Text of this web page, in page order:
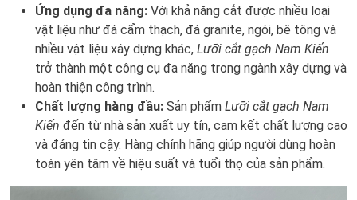
Ứng dụng đa năng: Với khả năng cắt được nhiều loại
vật liệu như đá cẩm thạch, đá granite, ngói, bê tông và
nhiều vật liệu xây dựng khác, Lưỡi cắt gạch Nam Kiến
trở thành một công cụ đa năng trong ngành xây dựng và
hoàn thiện công trình.
Chất lượng hàng đầu: Sản phẩm Lưỡi cắt gạch Nam
Kiến đến từ nhà sản xuất uy tín, cam kết chất lượng cao
và đáng tin cậy. Hàng chính hãng giúp người dùng hoàn
toàn yên tâm về hiệu suất và tuổi thọ của sản phẩm.